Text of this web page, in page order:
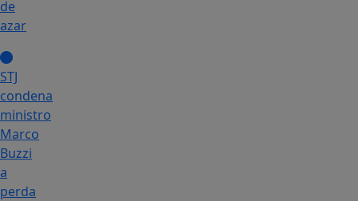
de
azar
STJ
condena
ministro
Marco
Buzzi
a
perda